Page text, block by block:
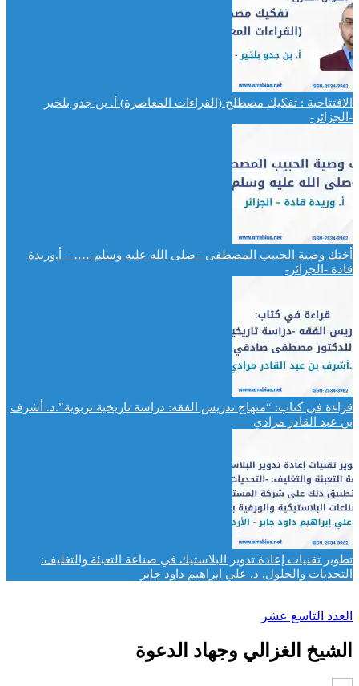
الافتتاحية : تفكيك مصطلح (القراءات المعاصرة) أ. بن جدو بلخير
-الجزائر-
أختك وصية الحبيب المصطفى –صلى الله عليه وسلم-…. – أ.وريدة
قادة -الجزائر-
قراءة في كتاب: “منهاج تدريس الفقه: دراسة تاريخية تربوية”.د. أشرف
بن عبد القادر مرادي
تطوير تقنيات إعادة تدوير البلاستيك في صناعة التعبئة والتغليف:
التحديات والحلول. د. علي ابراهيم داود جابر
العدد التاسع عشر
الشيخ الغزالي وجهاد الدعوة